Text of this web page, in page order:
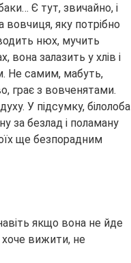
Є тут, звичайно, і
вовчиця, яку потрібно
нюх, мучить
вона залазить у хлів і
Не самим, мабуть,
грає з вовченятами.
У підсумку, білолоба
за безлад і поламану
ще безпорадним
якщо вона не йде
вижити, не